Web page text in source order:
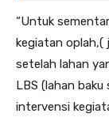
“Untuk
kegiatan oplah,(
setelah lahan
LBS (lahan
intervensi